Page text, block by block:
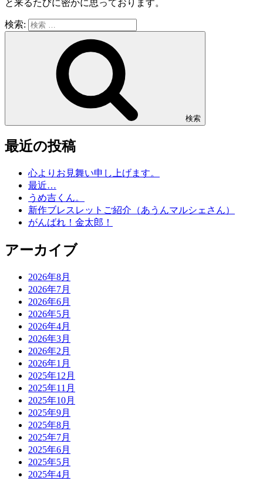
と来るたびに密かに思っております。
検索:
検索
最近の投稿
心よりお見舞い申し上げます。
最近…
うめ吉くん。
新作ブレスレットご紹介（あうんマルシェさん）
がんばれ！金太郎！
アーカイブ
2026年8月
2026年7月
2026年6月
2026年5月
2026年4月
2026年3月
2026年2月
2026年1月
2025年12月
2025年11月
2025年10月
2025年9月
2025年8月
2025年7月
2025年6月
2025年5月
2025年4月